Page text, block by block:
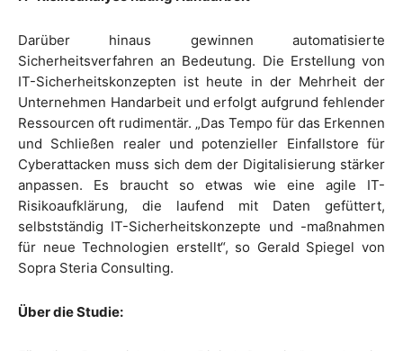
Darüber hinaus gewinnen automatisierte
Sicherheitsverfahren an Bedeutung. Die Erstellung von
IT-Sicherheitskonzepten ist heute in der Mehrheit der
Unternehmen Handarbeit und erfolgt aufgrund fehlender
Ressourcen oft rudimentär. „Das Tempo für das Erkennen
und Schließen realer und potenzieller Einfallstore für
Cyberattacken muss sich dem der Digitalisierung stärker
anpassen. Es braucht so etwas wie eine agile IT-
Risikoaufklärung, die laufend mit Daten gefüttert,
selbstständig IT-Sicherheitskonzepte und -maßnahmen
für neue Technologien erstellt“, so Gerald Spiegel von
Sopra Steria Consulting.
Über die Studie: